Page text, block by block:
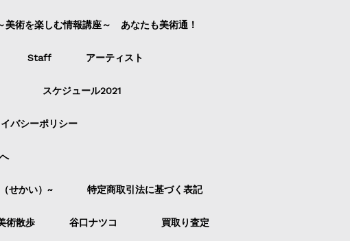
美術を楽しむ情報講座～ あなたも美術通！
Staff アーティスト
スケジュール2021
バシーポリシー
せかい）~ 特定商取引法に基づく表記
術散歩 谷口ナツコ 買取り査定